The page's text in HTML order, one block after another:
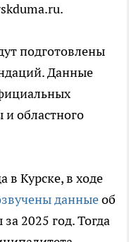
подготовлены
Данные
областного
в Курске, в ходе
данныеоб
2025 год. Тогда